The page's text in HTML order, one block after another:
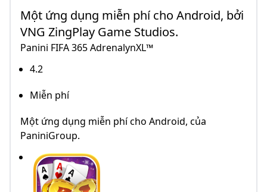
Một ứng dụng miễn phí cho Android, bởi
VNG ZingPlay Game Studios.
Panini FIFA 365 AdrenalynXL™
4.2
Miễn phí
Một ứng dụng miễn phí cho Android, của
PaniniGroup.